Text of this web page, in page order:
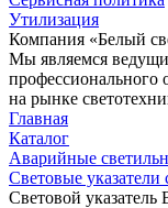
Утилизация
Компания «Белый
Мы являемся
профессионального
на рынке
Главная
Каталог
Аварийные
Световые
Световой